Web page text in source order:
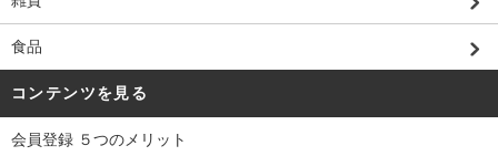
食品
コンテンツを見る
会員登録 ５つのメリット